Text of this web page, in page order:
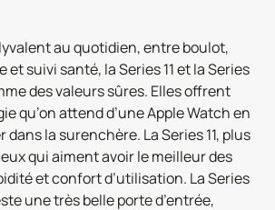
au quotidien, entre boulot,
suivi santé, la Series 11 et la Series
des valeurs sûres. Elles offrent
qu’on attend d’une Apple Watch en
la surenchère. La Series 11, plus
qui aiment avoir le meilleur des
et confort d’utilisation. La Series
une très belle porte d’entrée,